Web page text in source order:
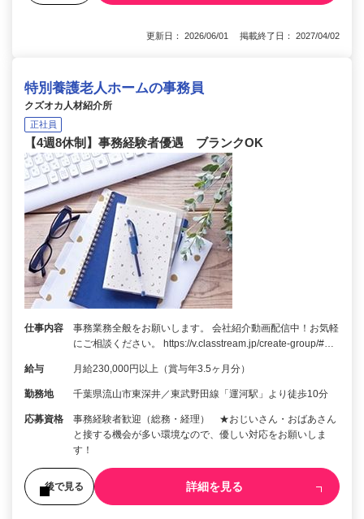
更新日： 2026/06/01 掲載終了日： 2027/04/02
特別養護老人ホームの事務員
クズオカ人材紹介所
正社員
【4週8休制】事務経験者優遇 ブランクOK
仕事内容
事務業務全般をお願いします。 会社紹介動画配信中！お気軽
にご相談ください。 https://v.classtream.jp/create-group/#…
給与 月給230,000円以上（賞与年3.5ヶ月分）
勤務地 千葉県流山市東深井／東武野田線「運河駅」より徒歩10分
応募資格
事務経験者歓迎（総務・経理） ★おじいさん・おばあさん
と接する機会が多い環境なので、優しい対応をお願いしま
す！
後で見る 詳細を見る